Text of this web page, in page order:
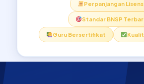
Perpanjangan
Standar BNSP
Guru Bersertifikat